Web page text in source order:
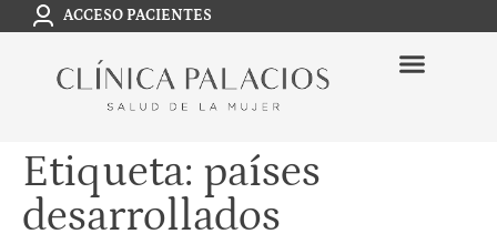
ACCESO PACIENTES
Etiqueta: países
desarrollados